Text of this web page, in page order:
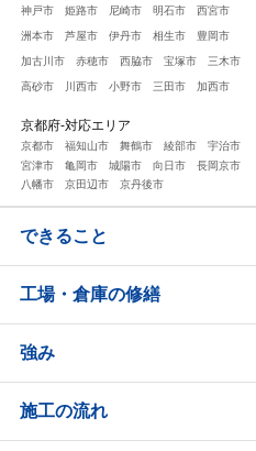
神戸市 姫路市 尼崎市 明石市 西宮市
洲本市 芦屋市 伊丹市 相生市 豊岡市
加古川市 赤穂市 西脇市 宝塚市 三木市
高砂市 川西市 小野市 三田市 加西市
京都府-対応エリア
京都市 福知山市 舞鶴市 綾部市
宇治市
宮津市
亀岡市 城陽市 向日市
長岡京市
八幡市
京田辺市 京丹後市
できること
工場・倉庫の修繕
強み
施工の流れ